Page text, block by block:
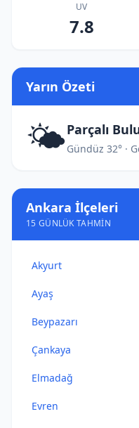
UV
7.8
Yarın Özeti
🌤️Parçalı
Gündüz 32° ·
Ankara İlçeleri
15 GÜNLÜK TAHMIN
Akyurt
Ayaş
Beypazarı
Çankaya
Elmadağ
Evren